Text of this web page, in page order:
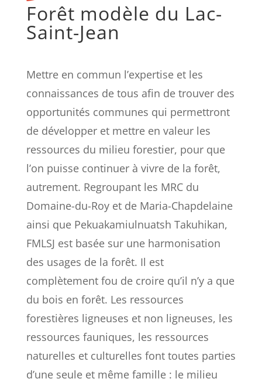
Forêt modèle du Lac-
Saint-Jean
Mettre en commun l’expertise et les
connaissances de tous afin de trouver des
opportunités communes qui permettront
de développer et mettre en valeur les
ressources du milieu forestier, pour que
l’on puisse continuer à vivre de la forêt,
autrement. Regroupant les MRC du
Domaine-du-Roy et de Maria-Chapdelaine
ainsi que Pekuakamiulnuatsh Takuhikan,
FMLSJ est basée sur une harmonisation
des usages de la forêt. Il est
complètement fou de croire qu’il n’y a que
du bois en forêt. Les ressources
forestières ligneuses et non ligneuses, les
ressources fauniques, les ressources
naturelles et culturelles font toutes parties
d’une seule et même famille : le milieu